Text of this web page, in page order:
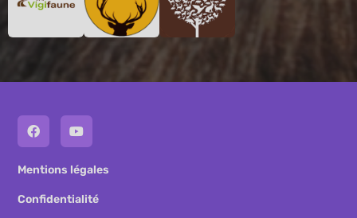
Mentions légales
Confidentialité